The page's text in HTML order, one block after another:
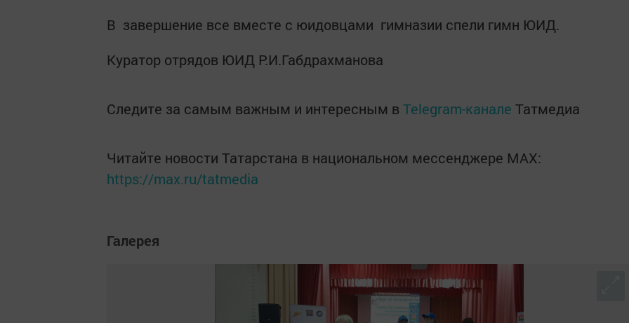
В завершение все вместе с юидовцами гимназии спели гимн ЮИД.
Куратор отрядов ЮИД Р.И.Габдрахманова
Следите за самым важным и интересным в Telegram-канале Татмедиа
Читайте новости Татарстана в национальном мессенджере MАХ:
https://max.ru/tatmedia
Галерея